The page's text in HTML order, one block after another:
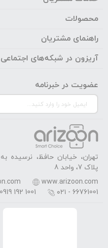
محصولات
راهنمای مشتریان
آریزون در شبکه‌های اجتماعی
عضویت در خبرنامه
تهران، خیابان حافظ،
پلاک 7، واحد 8
www.arizoon.com
۰۲۱ - 66761001
0919 192 1001